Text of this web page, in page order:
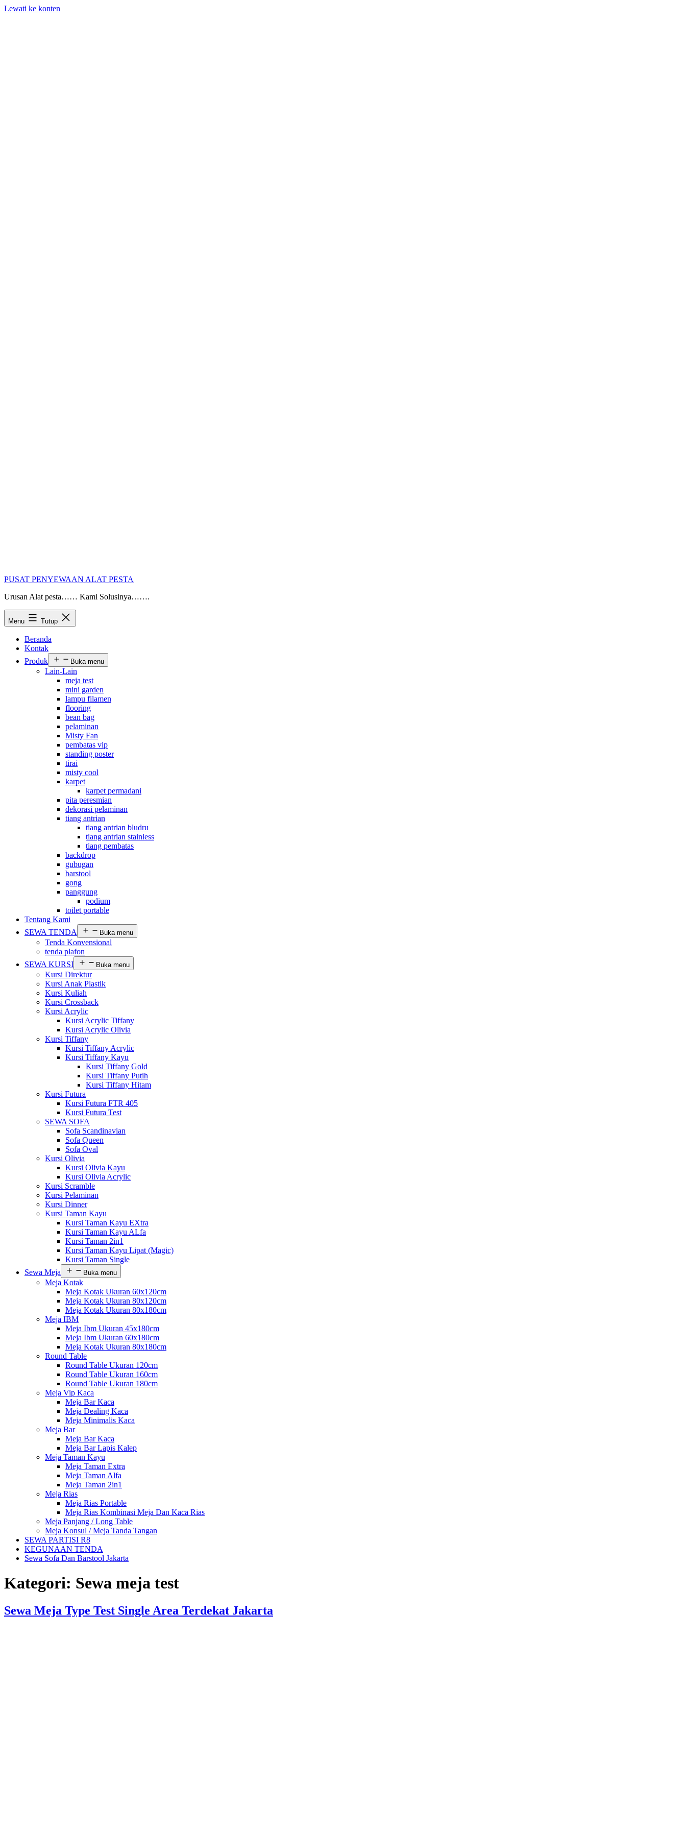
Lewati ke konten
PUSAT PENYEWAAN ALAT PESTA
Urusan Alat pesta…… Kami Solusinya…….
Menu Tutup
Beranda
Kontak
Produk
Buka menu
Lain-Lain
meja test
mini garden
lampu filamen
flooring
bean bag
pelaminan
Misty Fan
pembatas vip
standing poster
tirai
misty cool
karpet
karpet permadani
pita peresmian
dekorasi pelaminan
tiang antrian
tiang antrian bludru
tiang antrian stainless
tiang pembatas
backdrop
gubugan
barstool
gong
panggung
podium
toilet portable
Tentang Kami
SEWA TENDA
Buka menu
Tenda Konvensional
tenda plafon
SEWA KURSI
Buka menu
Kursi Direktur
Kursi Anak Plastik
Kursi Kuliah
Kursi Crossback
Kursi Acrylic
Kursi Acrylic Tiffany
Kursi Acrylic Olivia
Kursi Tiffany
Kursi Tiffany Acrylic
Kursi Tiffany Kayu
Kursi Tiffany Gold
Kursi Tiffany Putih
Kursi Tiffany Hitam
Kursi Futura
Kursi Futura FTR 405
Kursi Futura Test
SEWA SOFA
Sofa Scandinavian
Sofa Queen
Sofa Oval
Kursi Olivia
Kursi Olivia Kayu
Kursi Olivia Acrylic
Kursi Scramble
Kursi Pelaminan
Kursi Dinner
Kursi Taman Kayu
Kursi Taman Kayu EXtra
Kursi Taman Kayu ALfa
Kursi Taman 2in1
Kursi Taman Kayu Lipat (Magic)
Kursi Taman Single
Sewa Meja
Buka menu
Meja Kotak
Meja Kotak Ukuran 60x120cm
Meja Kotak Ukuran 80x120cm
Meja Kotak Ukuran 80x180cm
Meja IBM
Meja Ibm Ukuran 45x180cm
Meja Ibm Ukuran 60x180cm
Meja Kotak Ukuran 80x180cm
Round Table
Round Table Ukuran 120cm
Round Table Ukuran 160cm
Round Table Ukuran 180cm
Meja Vip Kaca
Meja Bar Kaca
Meja Dealing Kaca
Meja Minimalis Kaca
Meja Bar
Meja Bar Kaca
Meja Bar Lapis Kalep
Meja Taman Kayu
Meja Taman Extra
Meja Taman Alfa
Meja Taman 2in1
Meja Rias
Meja Rias Portable
Meja Rias Kombinasi Meja Dan Kaca Rias
Meja Panjang / Long Table
Meja Konsul / Meja Tanda Tangan
SEWA PARTISI R8
KEGUNAAN TENDA
Sewa Sofa Dan Barstool Jakarta
Kategori: Sewa meja test
Sewa Meja Type Test Single Area Terdekat Jakarta